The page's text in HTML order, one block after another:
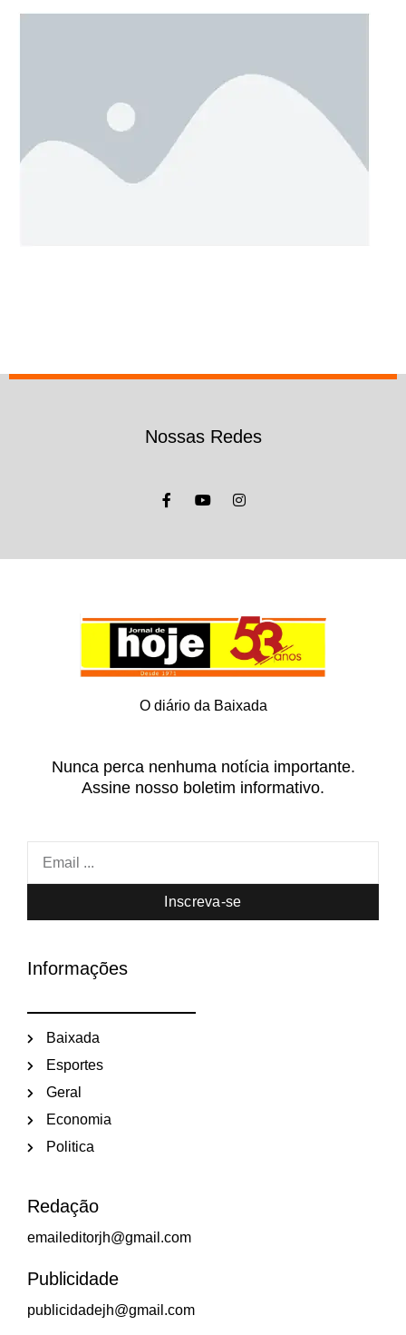
Nossas Redes
O diário da Baixada
Nunca perca nenhuma notícia importante.
Assine nosso boletim informativo.
Inscreva-se
Informações
Baixada
Esportes
Geral
Economia
Politica
Redação
emaileditorjh@gmail.com
Publicidade
publicidadejh@gmail.com